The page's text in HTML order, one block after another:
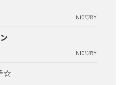
NIC♡RY
NIC♡RY
☆